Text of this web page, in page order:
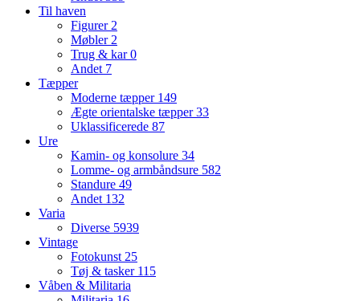
Til haven
Figurer 2
Møbler 2
Trug & kar0
Andet 7
Tæpper
Moderne tæpper 149
Ægte orientalske tæpper33
Uklassificerede 87
Ure
Kamin- og konsolure 34
Lomme- og armbåndsure 582
Standure 49
Andet 132
Varia
Diverse 5939
Vintage
Fotokunst 25
Tøj & tasker 115
Våben & Militaria